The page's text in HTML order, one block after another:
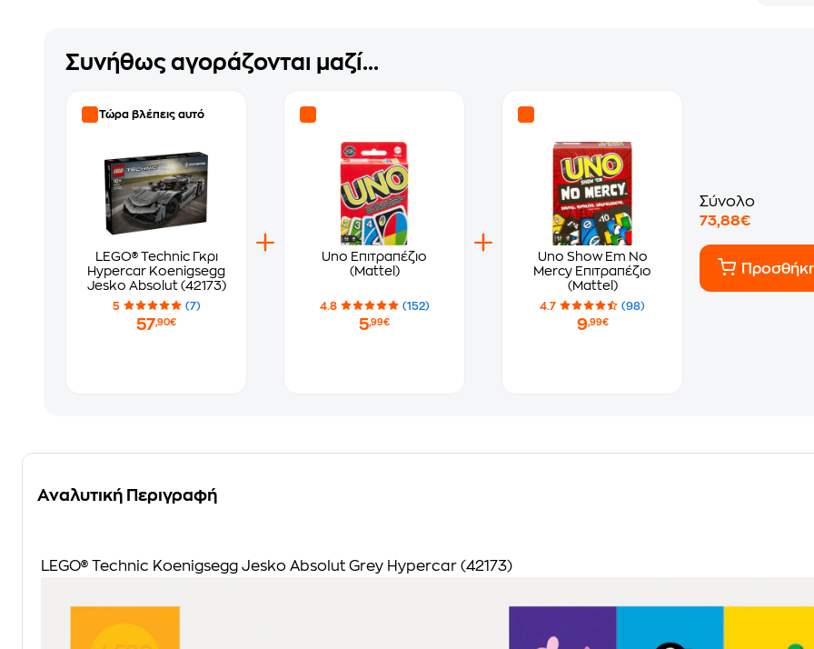
Συνήθως αγοράζονται μαζί...
Τώρα βλέπεις αυτό
LEGO® Technic Γκρι
Hypercar Koenigsegg
Jesko Absolut (42173)
5 (7)
57,90€
Uno Επιτραπέζιο
(Mattel)
4.8 (152)
5,99€
Uno Show Em No
Mercy Επιτραπέζιο
(Mattel)
4.7 (98)
9,99€
Σύνολο
73,88€
Αναλυτική Περιγραφή
LEGO® Technic Koenigsegg Jesko Absolut Grey Hypercar (42173)